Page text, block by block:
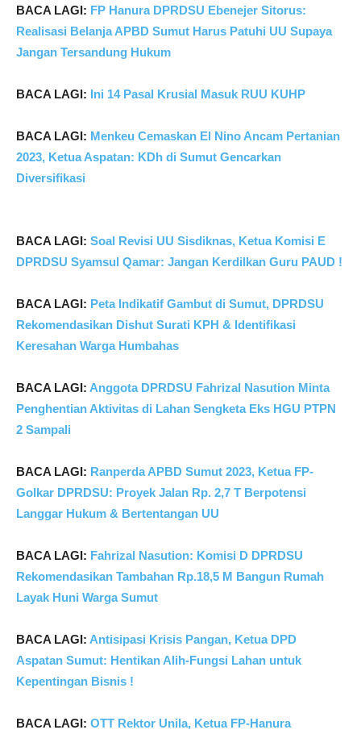
BACA LAGI: FP Hanura DPRDSU Ebenejer Sitorus:
Realisasi Belanja APBD Sumut Harus Patuhi UU Supaya
Jangan Tersandung Hukum
BACA LAGI: Ini 14 Pasal Krusial Masuk RUU KUHP
BACA LAGI: Menkeu Cemaskan El Nino Ancam Pertanian
2023, Ketua Aspatan: KDh di Sumut Gencarkan
Diversifikasi
BACA LAGI: Soal Revisi UU Sisdiknas, Ketua Komisi E
DPRDSU Syamsul Qamar: Jangan Kerdilkan Guru PAUD !
BACA LAGI: Peta Indikatif Gambut di Sumut, DPRDSU
Rekomendasikan Dishut Surati KPH & Identifikasi
Keresahan Warga Humbahas
BACA LAGI: Anggota DPRDSU Fahrizal Nasution Minta
Penghentian Aktivitas di Lahan Sengketa Eks HGU PTPN
2 Sampali
BACA LAGI: Ranperda APBD Sumut 2023, Ketua FP-
Golkar DPRDSU: Proyek Jalan Rp. 2,7 T Berpotensi
Langgar Hukum & Bertentangan UU
BACA LAGI: Fahrizal Nasution: Komisi D DPRDSU
Rekomendasikan Tambahan Rp.18,5 M Bangun Rumah
Layak Huni Warga Sumut
BACA LAGI: Antisipasi Krisis Pangan, Ketua DPD
Aspatan Sumut: Hentikan Alih-Fungsi Lahan untuk
Kepentingan Bisnis !
BACA LAGI: OTT Rektor Unila, Ketua FP-Hanura